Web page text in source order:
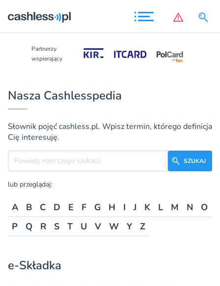
Partnerzy
wspierający
Nasza Cashlesspedia
Słownik pojęć cashless.pl. Wpisz termin, którego definicja
Cię interesuję.
Szukane hasło
SZUKAJ
lub przeglądaj:
A B C D E F G H I J K L M N
O
P
Q R S T U V W Y Z
e-Składka